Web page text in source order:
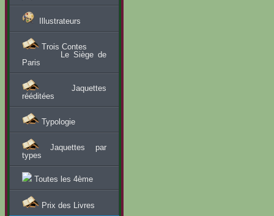
Illustrateurs
Trois Contes
Le Siège de
Paris
Jaquettes
rééditées
Typologie
Jaquettes par
types
Toutes les 4ème
Prix des Livres